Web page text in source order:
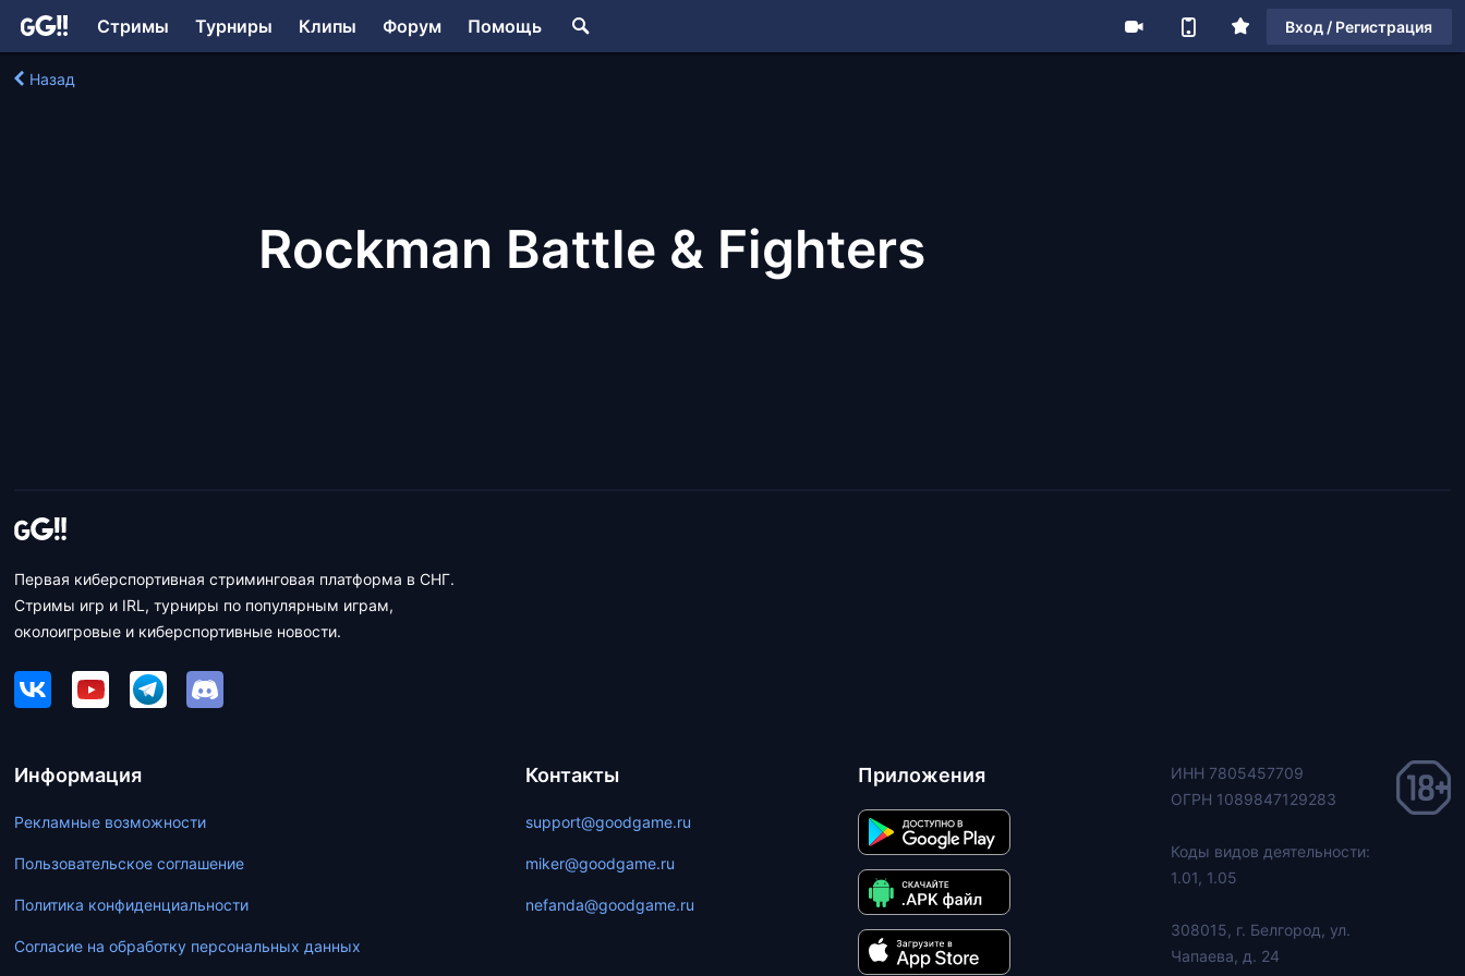
Стримы Турниры Клипы Форум Помощь Вход / Регистрация
Назад
Rockman Battle & Fighters
Первая киберспортивная стриминговая платформа в СНГ.
Стримы игр и IRL, турниры по популярным играм,
околоигровые и киберспортивные новости.
Информация
Рекламные возможности
Пользовательское соглашение
Политика конфиденциальности
Согласие на обработку персональных данных
Контакты
support@goodgame.ru
miker@goodgame.ru
nefanda@goodgame.ru
Приложения
ИНН 7805457709
ОГРН 1089847129283
Коды видов деятельности:
1.01, 1.05
308015, г. Белгород, ул.
Чапаева, д. 24